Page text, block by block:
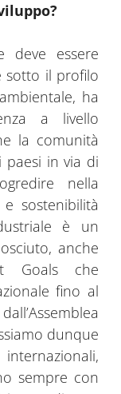
deve essere
sotto il profilo
ha
a livello
la comunità
paesi in via di
nella
e sostenibilità
è un
anche
Goals che
fino al
dunque
sempre con